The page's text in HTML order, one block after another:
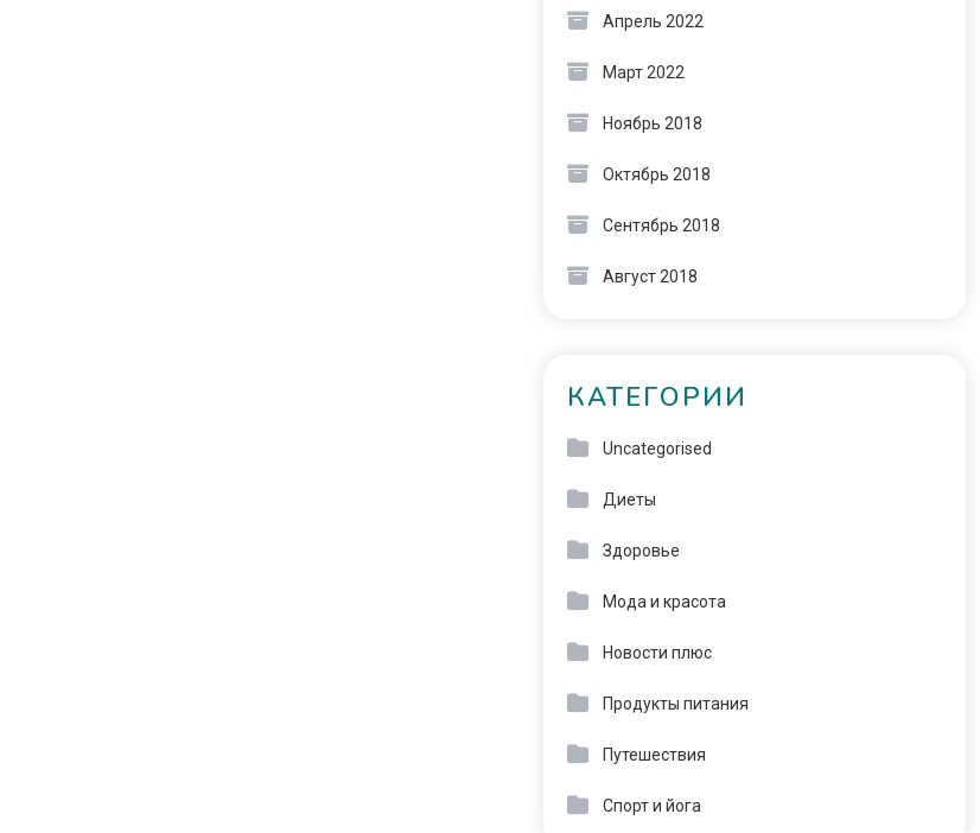
Апрель 2022
Март 2022
Ноябрь 2018
Октябрь 2018
Сентябрь 2018
Август 2018
КАТЕГОРИИ
Uncategorised
Диеты
Здоровье
Мода и красота
Новости плюс
Продукты питания
Путешествия
Спорт и йога